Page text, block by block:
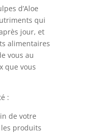
d’Aloe
qui
jour, et
alimentaires
vous au
que vous
:
de votre
produits